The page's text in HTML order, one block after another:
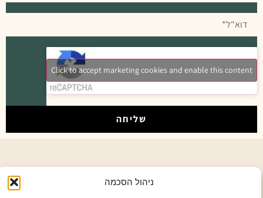
ניהול הסכמה
Click to accept marketing cookies and enable this content
שליחה